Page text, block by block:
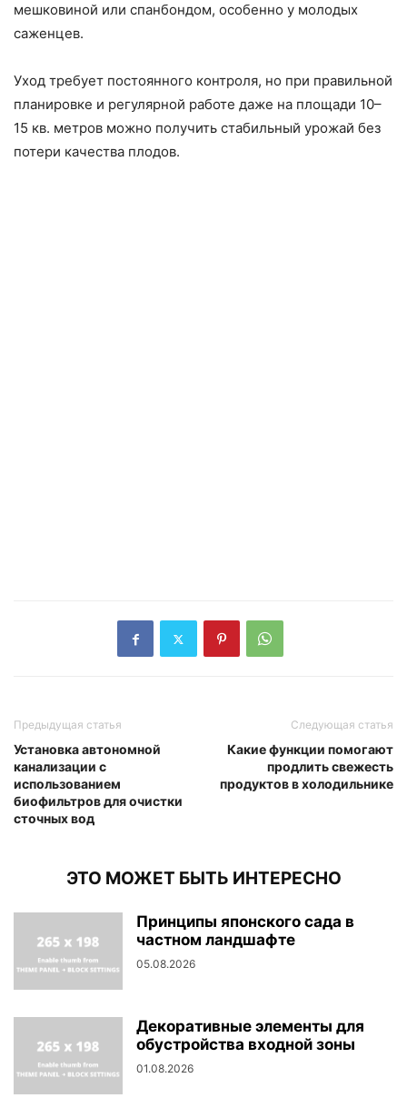
мешковиной или спанбондом, особенно у молодых
саженцев.
Уход требует постоянного контроля, но при правильной
планировке и регулярной работе даже на площади 10–
15 кв. метров можно получить стабильный урожай без
потери качества плодов.
Предыдущая статья
Установка автономной
канализации с
использованием
биофильтров для очистки
сточных вод
Следующая статья
Какие функции помогают
продлить свежесть
продуктов в холодильнике
ЭТО МОЖЕТ БЫТЬ ИНТЕРЕСНО
Принципы японского сада в
частном ландшафте
05.08.2026
Декоративные элементы для
обустройства входной зоны
01.08.2026